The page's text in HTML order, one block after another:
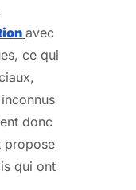
avec
ce qui
donc
propose
qui ont